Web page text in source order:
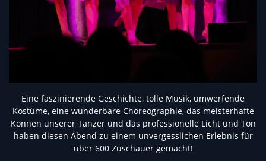
Eine faszinierende Geschichte, tolle Musik, umwerfende
Kostüme, eine wunderbare Choreographie, das meisterhafte
Können unserer Tänzer und das professionelle Licht und Ton
haben diesen Abend zu einem unvergesslichen Erlebnis für
über 600 Zuschauer gemacht!